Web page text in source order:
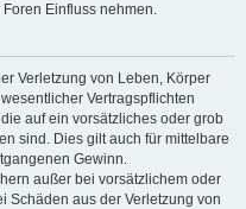
Einfluss nehmen.
Verletzung von Leben, Körper
Vertragspflichten
auf ein vorsätzliches oder grob
sind. Dies gilt auch für mittelbare
Gewinn.
außer bei vorsätzlichem oder
Schäden aus der Verletzung von